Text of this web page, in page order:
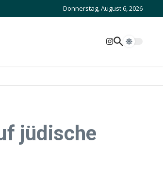
Donnerstag, August 6, 2026
jüdische